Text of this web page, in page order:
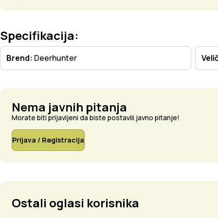
Specifikacija:
Brend: Deerhunter
Nema javnih pitanja
Morate biti prijavljeni da biste postavili javno pitanje!
Prijava / Registracija
Ostali oglasi korisnika